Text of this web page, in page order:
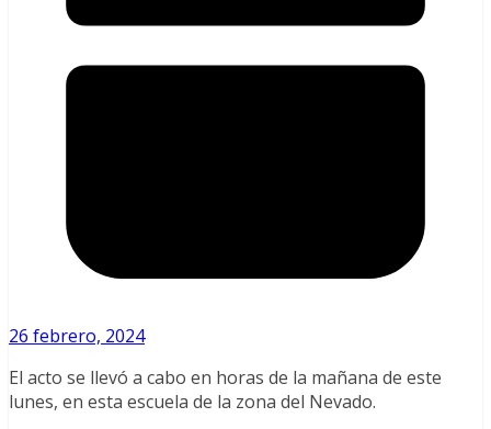
26 febrero, 2024
El acto se llevó a cabo en horas de la mañana de este
lunes, en esta escuela de la zona del Nevado.